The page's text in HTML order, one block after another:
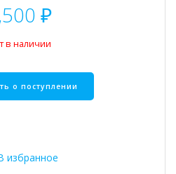
₽
в наличии
избранное